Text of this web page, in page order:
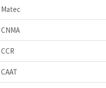
Matec
CNMA
CCR
CAAT